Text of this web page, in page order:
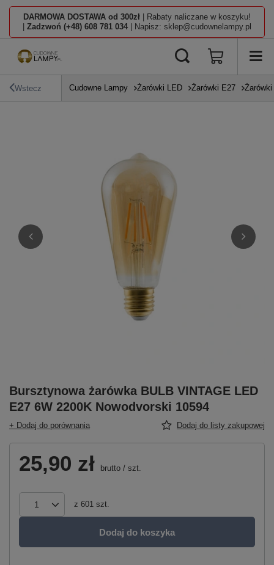
DARMOWA DOSTAWA od 300zł | Rabaty naliczane w koszyku!
Zadzwoń (+48) 608 781 034 | Napisz: sklep@cudownelampy.pl
Wstecz Cudowne Lampy Żarówki LED Żarówki E27
Bursztynowa żarówka BULB VINTAGE LED
E27 6W 2200K Nowodvorski 10594
+ Dodaj do porównania Dodaj do listy zakupowej
25,90 zł brutto / szt.
z 601 szt.
Dodaj do koszyka